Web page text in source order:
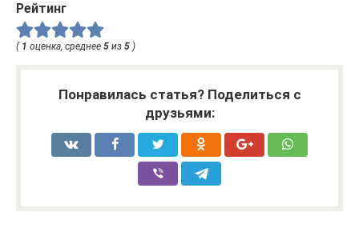
Рейтинг
( 1 оценка, среднее 5 из 5 )
Понравилась статья? Поделиться с
друзьями: